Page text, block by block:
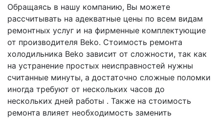
Обращаясь в нашу компанию, Вы можете
рассчитывать на адекватные цены по всем видам
ремонтных услуг и на фирменные комплектующие
от производителя Beko. Стоимость ремонта
холодильника Beko зависит от сложности, так как
на устранение простых неисправностей нужны
считанные минуты, а достаточно сложные поломки
иногда требуют от нескольких часов до
нескольких дней работы . Также на стоимость
ремонта влияет необходимость заменить